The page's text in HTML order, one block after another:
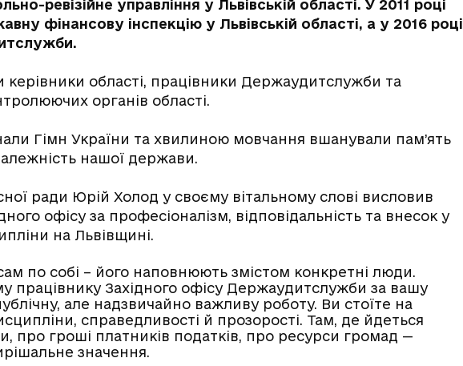
ревізійне управління у Львівській області. У 2011 році
фінансову інспекцію у Львівській області, а у 2016 році
керівники області, працівники Держаудитслужби та
органів області.
Гімн України та хвилиною мовчання вшанували пам’ять
нашої держави.
ради Юрій Холод у своєму вітальному слові висловив
офісу за професіоналізм, відповідальність та внесок у
на Львівщині.
по собі – його наповнюють змістом конкретні люди.
працівнику Західного офісу Держаудитслужби за вашу
але надзвичайно важливу роботу. Ви стоїте на
справедливості й прозорості. Там, де йдеться
про гроші платників податків, про ресурси громад —
значення.